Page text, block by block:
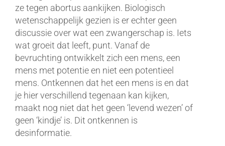
ze tegen abortus aankijken. Biologisch
wetenschappelijk gezien is er echter geen
discussie over wat een zwangerschap is. Iets
wat groeit dat leeft, punt. Vanaf de
bevruchting ontwikkelt zich een mens, een
mens met potentie en niet een potentieel
mens. Ontkennen dat het een mens is en dat
je hier verschillend tegenaan kan kijken,
maakt nog niet dat het geen ‘levend wezen’ of
geen ‘kindje’ is. Dit ontkennen is
desinformatie.